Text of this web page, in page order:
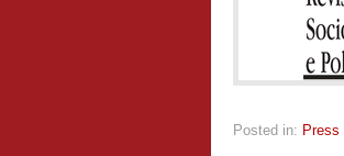
Posted in: Press